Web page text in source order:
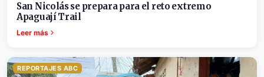
San Nicolás se prepara para el reto extremo
Apaguají Trail
Leer más
REPORTAJES ABC